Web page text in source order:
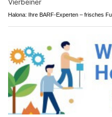
Halona: Ihre BARF-Experten – frisches